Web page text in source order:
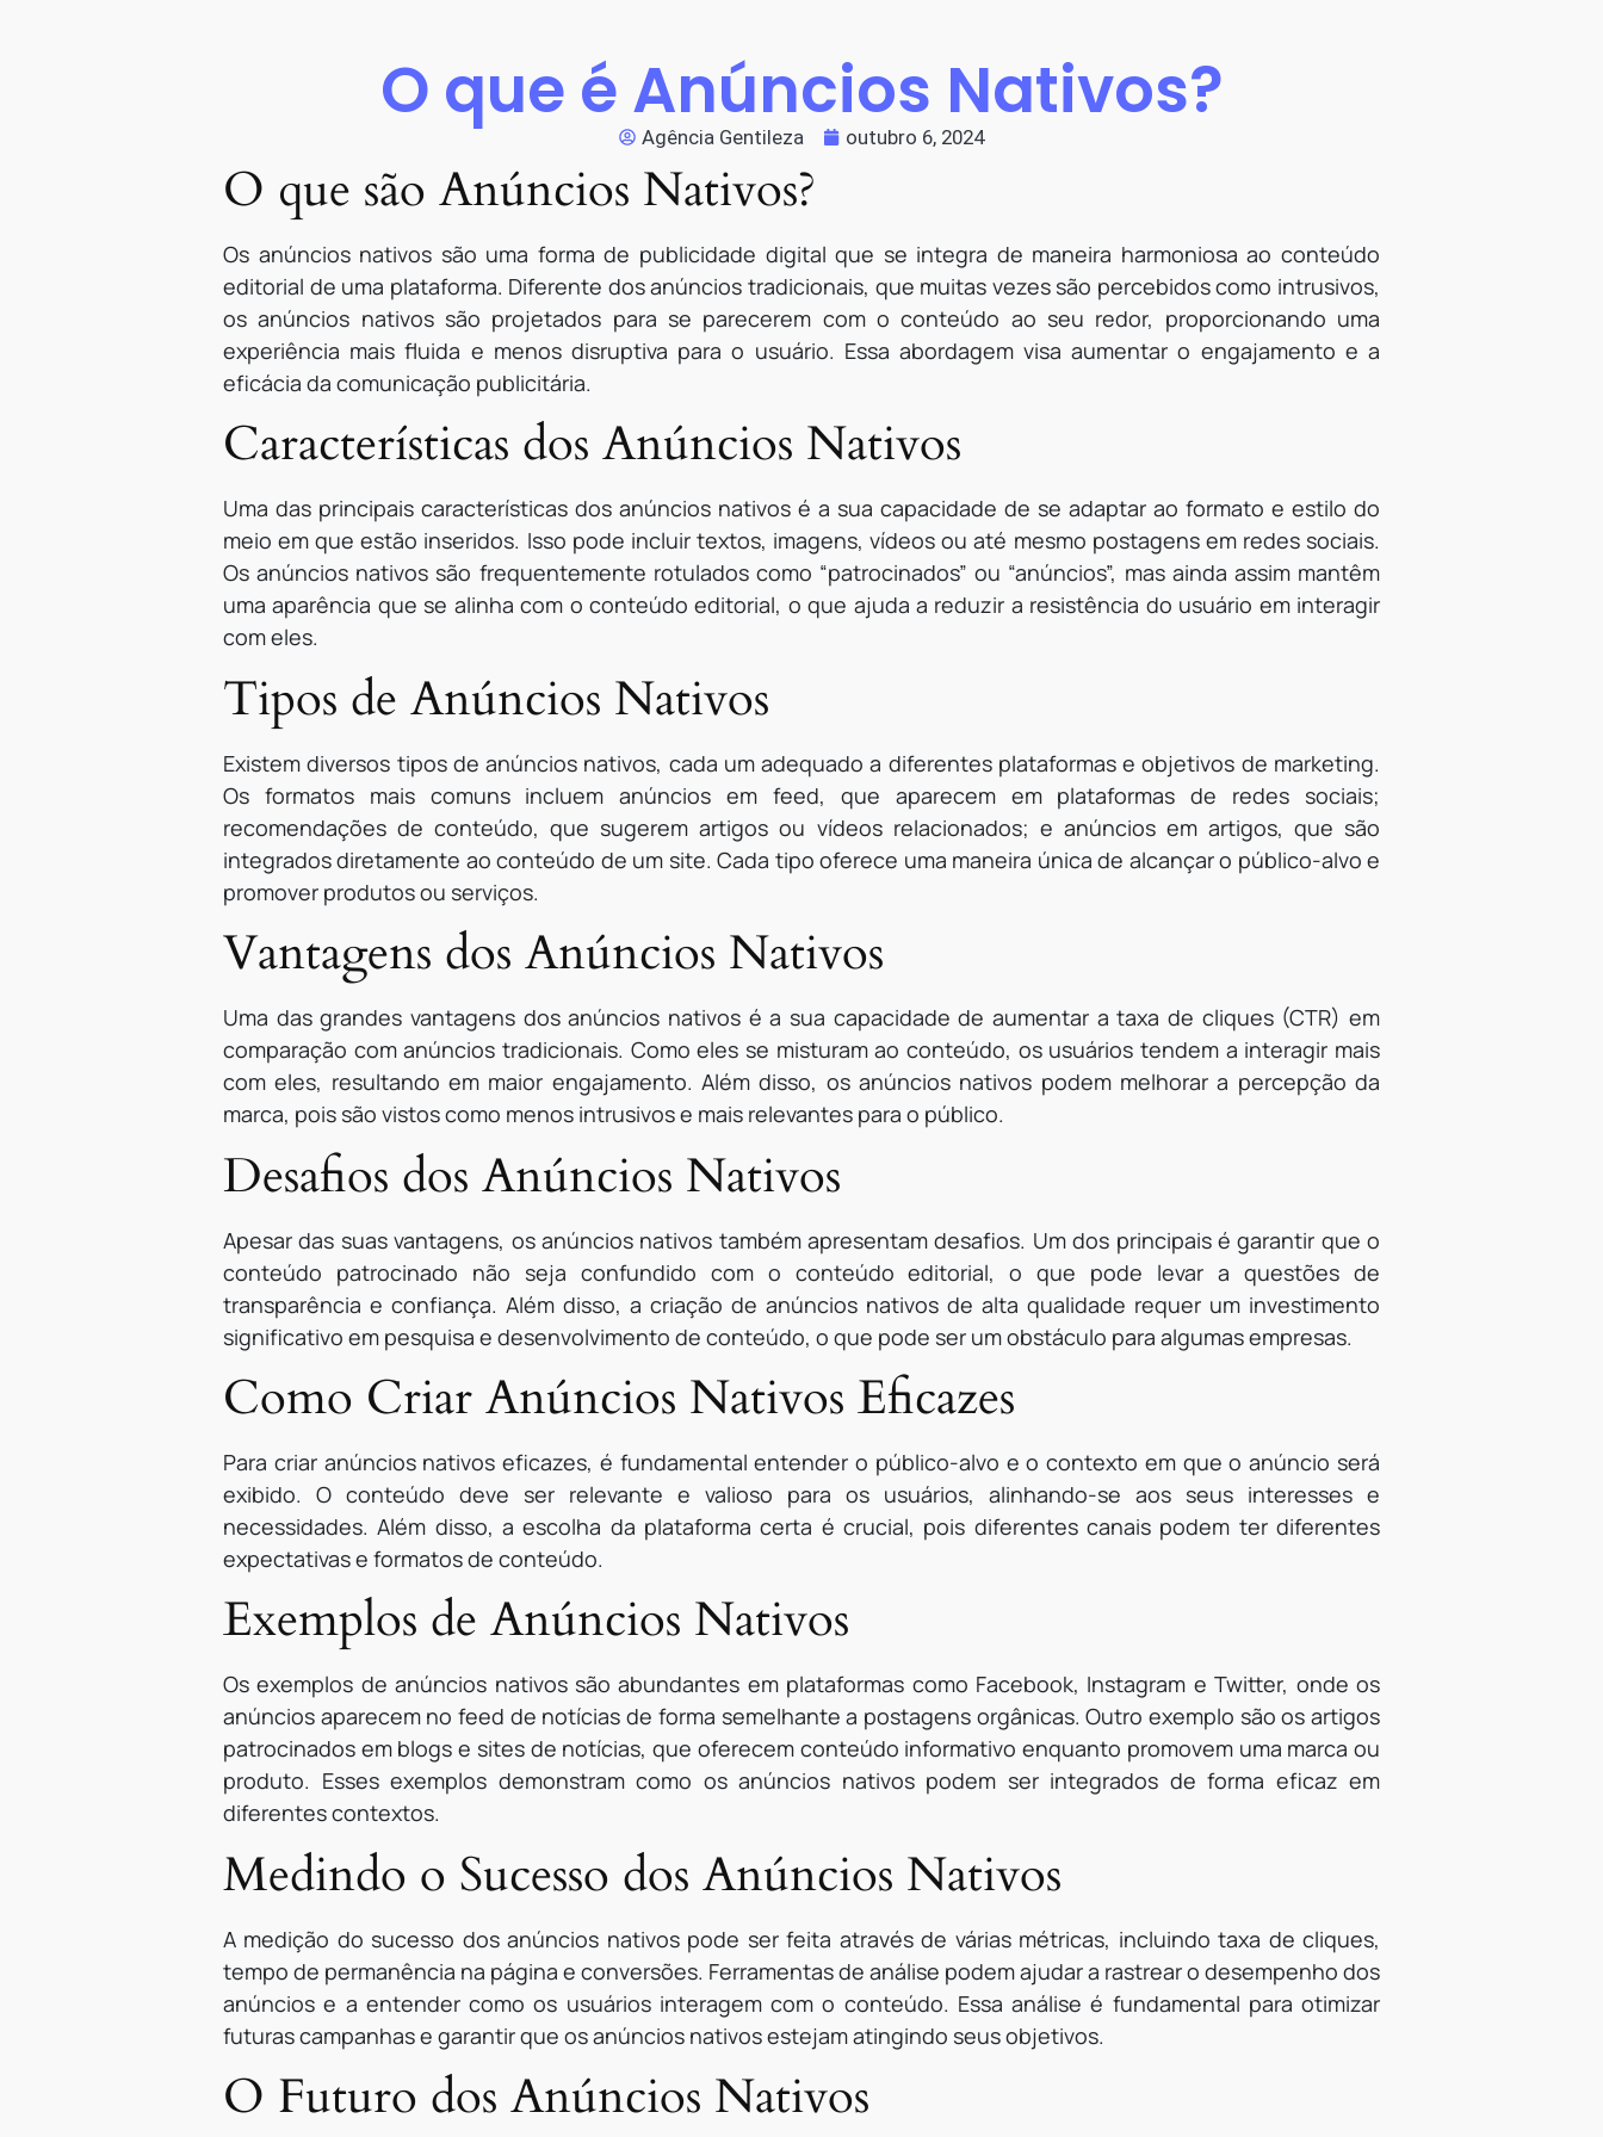
O que é Anúncios Nativos?
Agência Gentileza outubro 6, 2024
O que são Anúncios Nativos?
Os anúncios nativos são uma forma de publicidade digital que se integra de maneira harmoniosa ao conteúdo
editorial de uma plataforma. Diferente dos anúncios tradicionais, que muitas vezes são percebidos como intrusivos,
os anúncios nativos são projetados para se parecerem com o conteúdo ao seu redor, proporcionando uma
experiência mais fluida e menos disruptiva para o usuário. Essa abordagem visa aumentar o engajamento e a
eficácia da comunicação publicitária.
Características dos Anúncios Nativos
Uma das principais características dos anúncios nativos é a sua capacidade de se adaptar ao formato e estilo do
meio em que estão inseridos. Isso pode incluir textos, imagens, vídeos ou até mesmo postagens em redes sociais.
Os anúncios nativos são frequentemente rotulados como “patrocinados” ou “anúncios”, mas ainda assim mantêm
uma aparência que se alinha com o conteúdo editorial, o que ajuda a reduzir a resistência do usuário em interagir
com eles.
Tipos de Anúncios Nativos
Existem diversos tipos de anúncios nativos, cada um adequado a diferentes plataformas e objetivos de marketing.
Os formatos mais comuns incluem anúncios em feed, que aparecem em plataformas de redes sociais;
recomendações de conteúdo, que sugerem artigos ou vídeos relacionados; e anúncios em artigos, que são
integrados diretamente ao conteúdo de um site. Cada tipo oferece uma maneira única de alcançar o público-alvo e
promover produtos ou serviços.
Vantagens dos Anúncios Nativos
Uma das grandes vantagens dos anúncios nativos é a sua capacidade de aumentar a taxa de cliques (CTR) em
comparação com anúncios tradicionais. Como eles se misturam ao conteúdo, os usuários tendem a interagir mais
com eles, resultando em maior engajamento. Além disso, os anúncios nativos podem melhorar a percepção da
marca, pois são vistos como menos intrusivos e mais relevantes para o público.
Desafios dos Anúncios Nativos
Apesar das suas vantagens, os anúncios nativos também apresentam desafios. Um dos principais é garantir que o
conteúdo patrocinado não seja confundido com o conteúdo editorial, o que pode levar a questões de
transparência e confiança. Além disso, a criação de anúncios nativos de alta qualidade requer um investimento
significativo em pesquisa e desenvolvimento de conteúdo, o que pode ser um obstáculo para algumas empresas.
Como Criar Anúncios Nativos Eficazes
Para criar anúncios nativos eficazes, é fundamental entender o público-alvo e o contexto em que o anúncio será
exibido. O conteúdo deve ser relevante e valioso para os usuários, alinhando-se aos seus interesses e
necessidades. Além disso, a escolha da plataforma certa é crucial, pois diferentes canais podem ter diferentes
expectativas e formatos de conteúdo.
Exemplos de Anúncios Nativos
Os exemplos de anúncios nativos são abundantes em plataformas como Facebook, Instagram e Twitter, onde os
anúncios aparecem no feed de notícias de forma semelhante a postagens orgânicas. Outro exemplo são os artigos
patrocinados em blogs e sites de notícias, que oferecem conteúdo informativo enquanto promovem uma marca ou
produto. Esses exemplos demonstram como os anúncios nativos podem ser integrados de forma eficaz em
diferentes contextos.
Medindo o Sucesso dos Anúncios Nativos
A medição do sucesso dos anúncios nativos pode ser feita através de várias métricas, incluindo taxa de cliques,
tempo de permanência na página e conversões. Ferramentas de análise podem ajudar a rastrear o desempenho dos
anúncios e a entender como os usuários interagem com o conteúdo. Essa análise é fundamental para otimizar
futuras campanhas e garantir que os anúncios nativos estejam atingindo seus objetivos.
O Futuro dos Anúncios Nativos